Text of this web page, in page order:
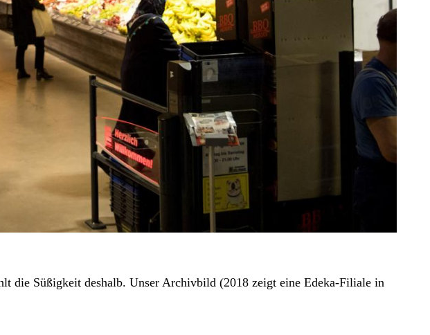
die Süßigkeit deshalb. Unser Archivbild (2018 zeigt eine Edeka-Filiale in